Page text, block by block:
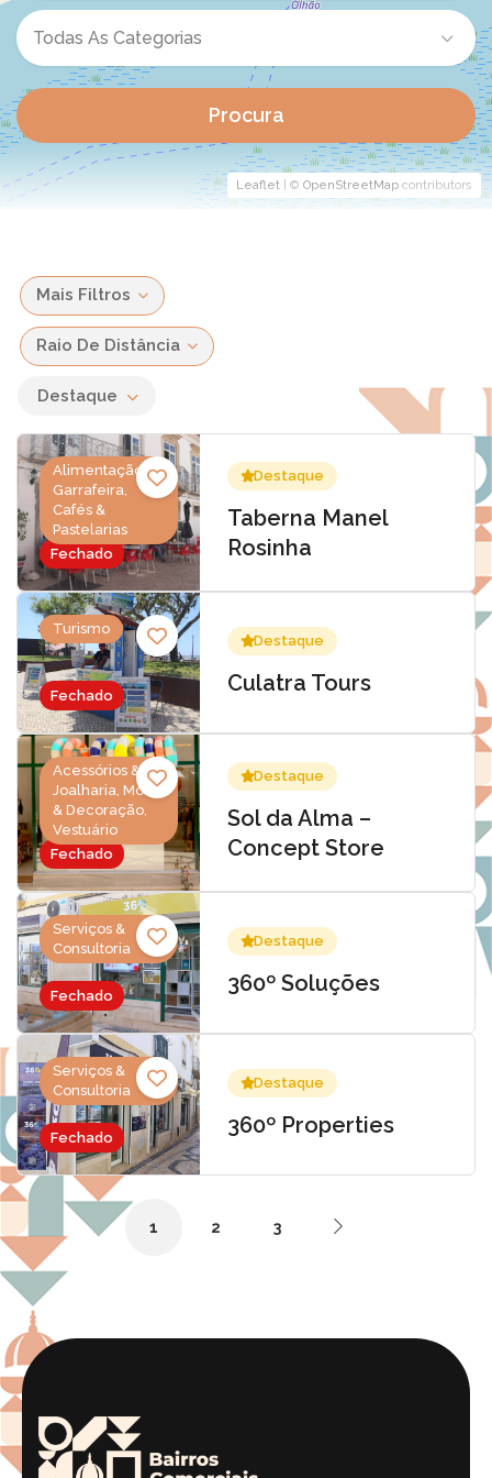
Leaflet | © OpenStreetMap contributors
Todas As Categorias
Procura
Mais Filtros
Raio De Distância
Destaque
Fechado
Alimentação &
Garrafeira,
Cafés &
Pastelarias
Destaque
Taberna Manel
Rosinha
Fechado
Turismo
Destaque
Culatra Tours
Fechado
Acessórios &
Joalharia, Moda
& Decoração,
Vestuário
Destaque
Sol da Alma –
Concept Store
Fechado
Serviços &
Consultoria
Destaque
360º Soluções
Fechado
Serviços &
Consultoria
Destaque
360º Properties
1 2 3